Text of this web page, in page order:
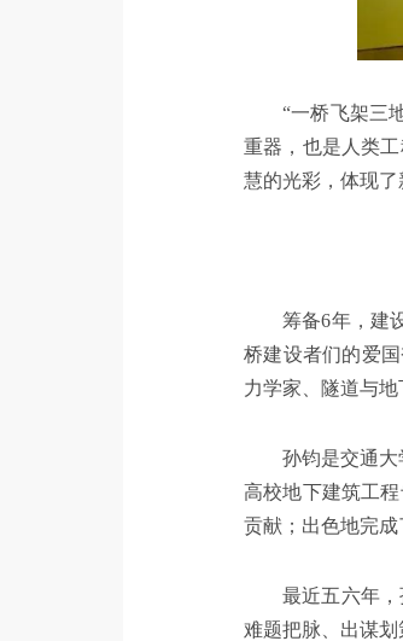
“一桥飞架三
重器，也是人类
慧的光彩，体现了
筹备6年，建
桥建设者们的爱
力学家、隧道与地
孙钧是交通
高校地下建筑工
贡献；出色地完成
最近五六年
难题把脉、出谋划